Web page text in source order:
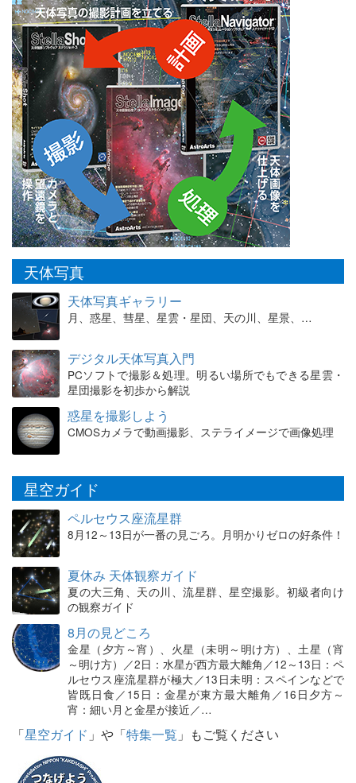
天体写真
天体写真ギャラリー
月、惑星、彗星、星雲・星団、天の川、星景、…
デジタル天体写真入門
PCソフトで撮影＆処理。明るい場所でもできる星雲・
星団撮影を初歩から解説
惑星を撮影しよう
CMOSカメラで動画撮影、ステライメージで画像処理
星空ガイド
ペルセウス座流星群
8月12～13日が一番の見ごろ。月明かりゼロの好条件！
夏休み 天体観察ガイド
夏の大三角、天の川、流星群、星空撮影。初級者向け
の観察ガイド
8月の見どころ
金星（夕方～宵）、火星（未明～明け方）、土星（宵
～明け方）／2日：水星が西方最大離角／12～13日：ペ
ルセウス座流星群が極大／13日未明：スペインなどで
皆既日食／15日：金星が東方最大離角／16日夕方～
宵：細い月と金星が接近／…
「星空ガイド 」や「特集一覧 」もご覧ください